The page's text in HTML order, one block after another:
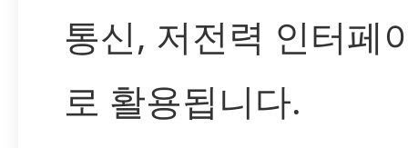
통신, 저전력 인터페
로 활용됩니다.